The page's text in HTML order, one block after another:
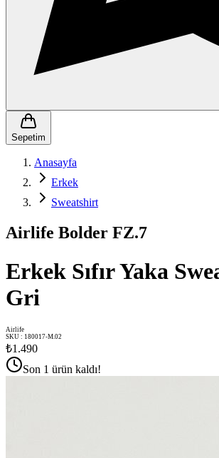
Sepetim
Anasayfa
Erkek
Sweatshirt
Airlife Bolder FZ.7
Erkek Sıfır Yaka
Gri
Airlife
SKU : 180017-M.02
₺1.490
Son 1 ürün kaldı!